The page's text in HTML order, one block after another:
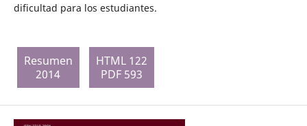
dificultad para los estudiantes.
Resumen
2014
HTML 122
PDF 593